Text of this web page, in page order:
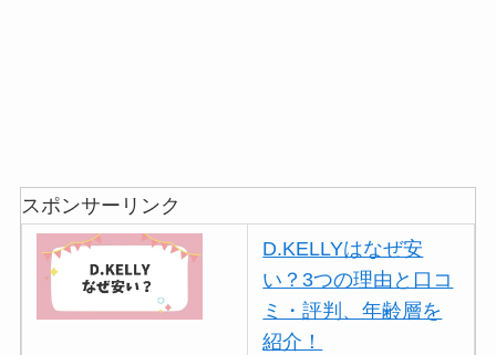
スポンサーリンク
D.KELLYはなぜ安
い？3つの理由と口コ
ミ・評判、年齢層を
紹介！